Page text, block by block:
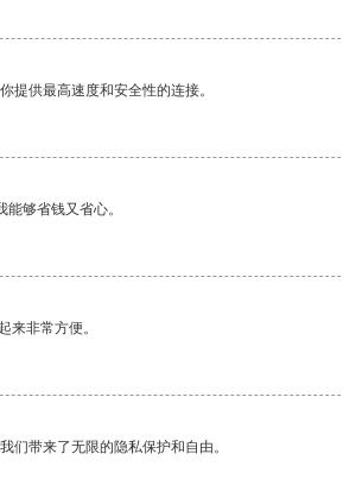
提供最高速度和安全性的连接。
够省钱又省心。
来非常方便。
们带来了无限的隐私保护和自由。